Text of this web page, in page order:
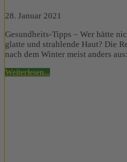
28. Januar 2021
Gesundheits-Tipps – Wer hätte
glatte und strahlende Haut? Die
nach dem Winter meist anders
Weiterlesen...